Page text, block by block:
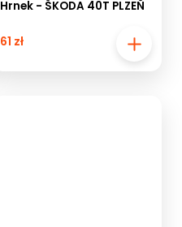
Hrnek - ŠKODA 40T PLZEŇ
61 zł